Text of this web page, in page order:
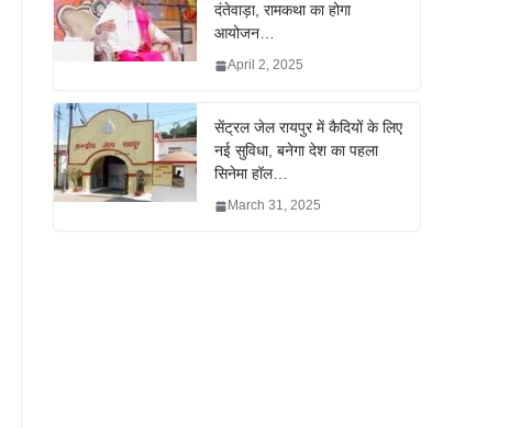
दंतेवाड़ा, रामकथा का होगा
आयोजन…
April 2, 2025
सेंट्रल जेल रायपुर में कैदियों के लिए
नई सुविधा, बनेगा देश का पहला
सिनेमा हॉल…
March 31, 2025